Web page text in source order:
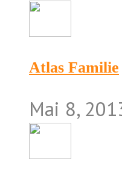
Atlas Familie
Mai 8,